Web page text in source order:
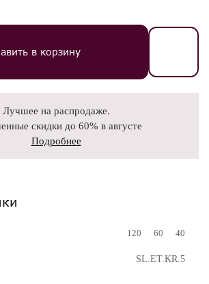
в корзину
Лучшее на распродаже.
скидки до 60% в августе
Подробнее
120 60 40
SL.ET.KR.5